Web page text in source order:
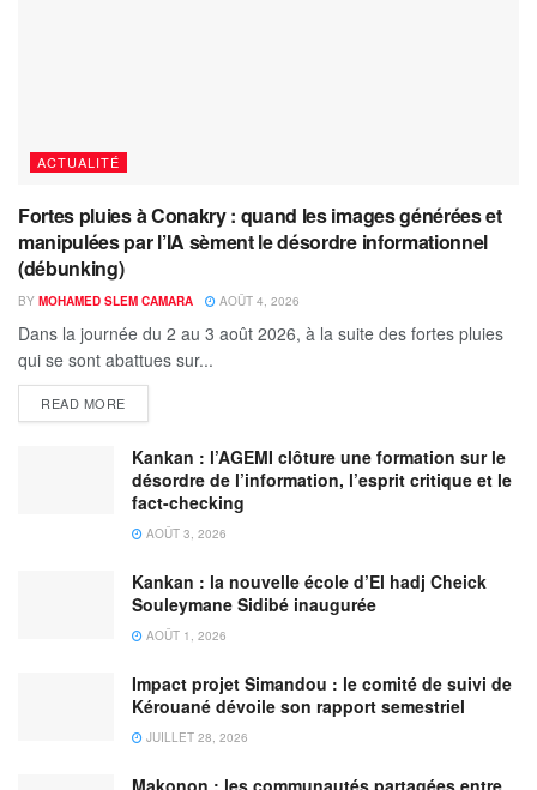
ACTUALITÉ
Fortes pluies à Conakry : quand les images générées et
manipulées par l’IA sèment le désordre informationnel
(débunking)
BY MOHAMED SLEM CAMARA AOÛT 4, 2026
Dans la journée du 2 au 3 août 2026, à la suite des fortes pluies
qui se sont abattues sur...
READ MORE
Kankan : l’AGEMI clôture une formation sur le
désordre de l’information, l’esprit critique et le
fact-checking
AOÛT 3, 2026
Kankan : la nouvelle école d’El hadj Cheick
Souleymane Sidibé inaugurée
AOÛT 1, 2026
Impact projet Simandou : le comité de suivi de
Kérouané dévoile son rapport semestriel
JUILLET 28, 2026
Makonon : les communautés partagées entre